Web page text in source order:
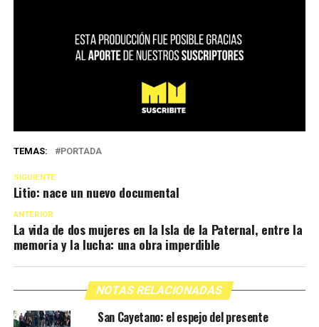
TEMAS: PORTADA
SIGUIENTE
Litio: nace un nuevo documental
ANTERIOR
La vida de dos mujeres en la Isla de la Paternal, entre la
memoria y la lucha: una obra imperdible
NOTAS RELACIONADAS
San Cayetano: el espejo del presente